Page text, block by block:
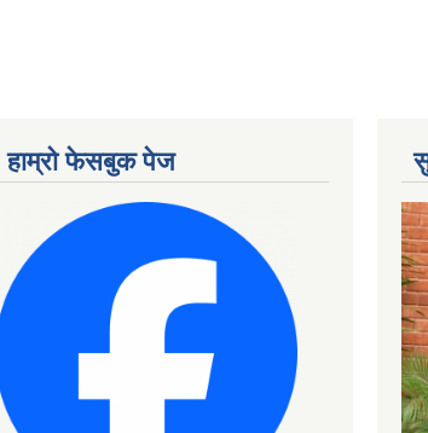
हाम्रो फेसबुक पेज